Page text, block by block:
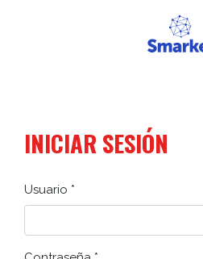
INICIAR SESIÓN
Usuario *